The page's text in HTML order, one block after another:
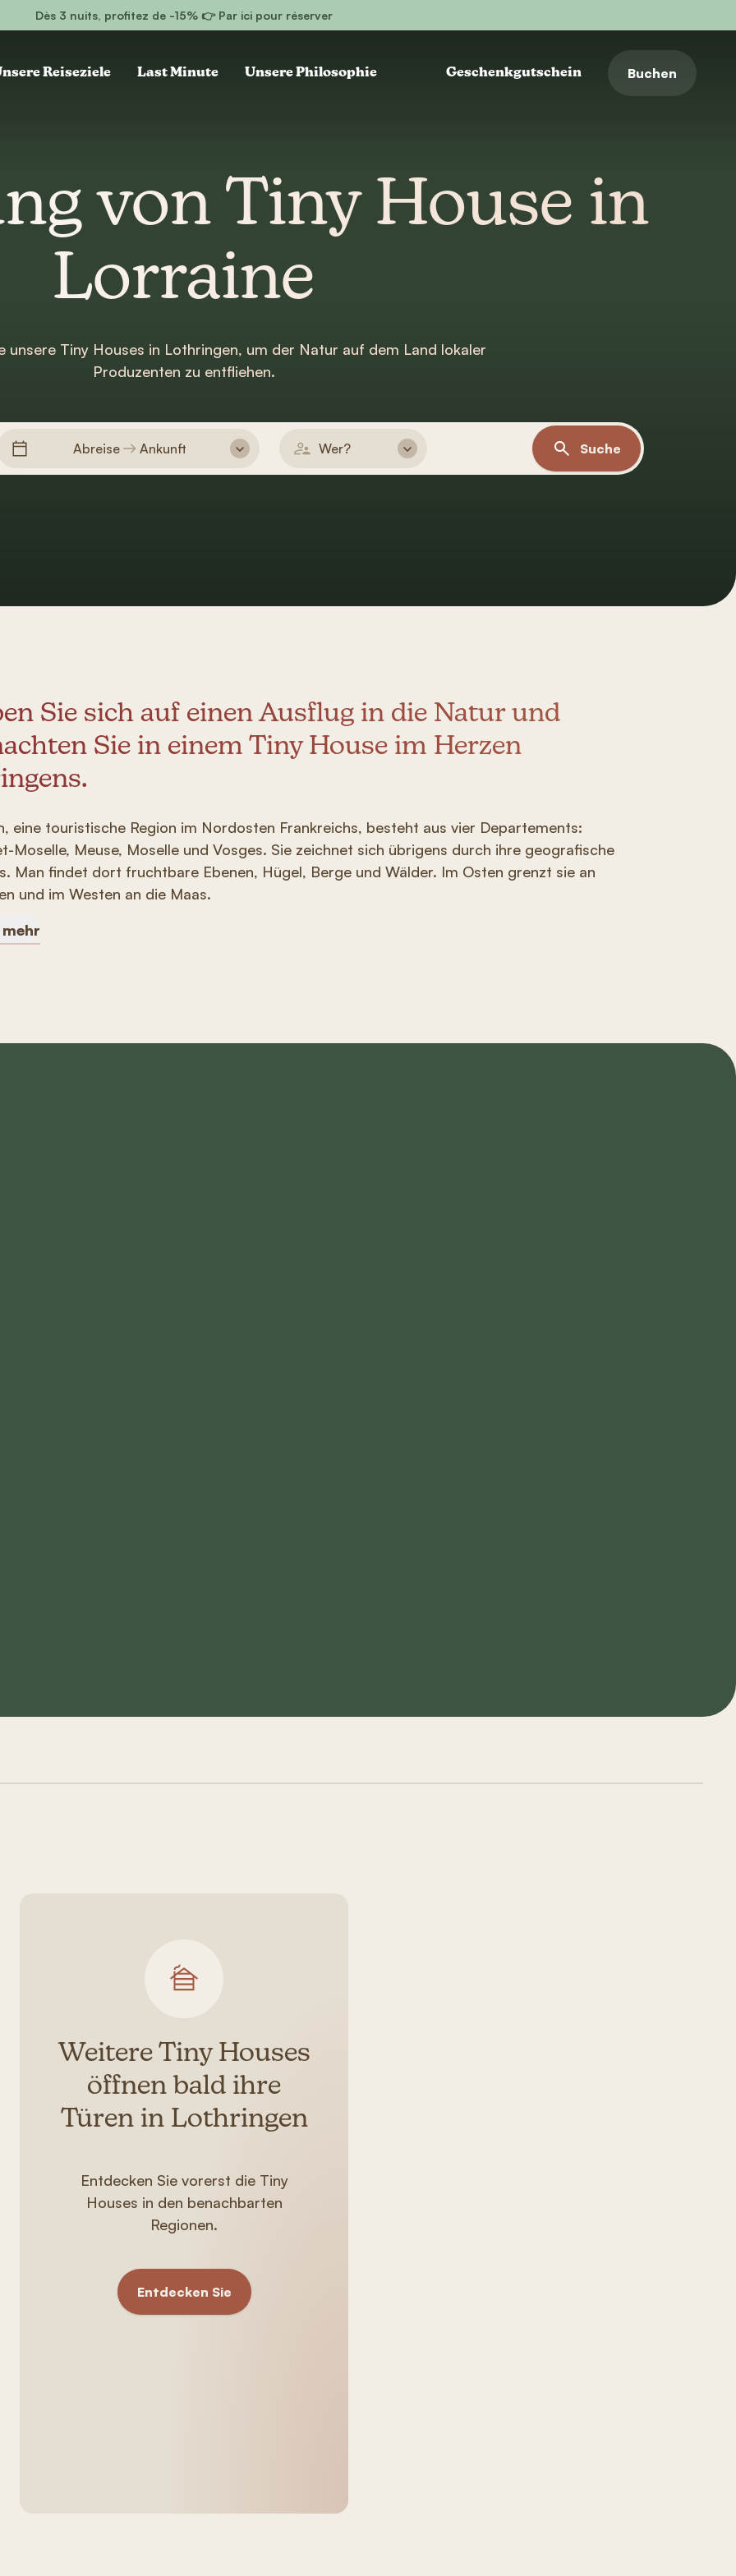
Dès 3 nuits, profitez de -15% 👉 Par ici pour réserver
Reiseziele Last Minute Unsere Philosophie Geschenkgutschein Buchen
von Tiny House in
Lorraine
unsere Tiny Houses in Lothringen, um der Natur auf dem Land lokaler
Produzenten zu entfliehen.
Abreise Ankunft Wer? Suche
Sie sich auf einen Ausflug in die Natur und
Sie in einem Tiny House im Herzen
eine touristische Region im Nordosten Frankreichs, besteht aus vier Departements:
Moselle, Meuse, Moselle und Vosges. Sie zeichnet sich übrigens durch ihre geografische
Man findet dort fruchtbare Ebenen, Hügel, Berge und Wälder. Im Osten grenzt sie an
und im Westen an die Maas.
mehr
Weitere Tiny Houses
öffnen bald ihre
Türen in Lothringen
Entdecken Sie vorerst die Tiny
Houses in den benachbarten
Regionen.
Entdecken Sie